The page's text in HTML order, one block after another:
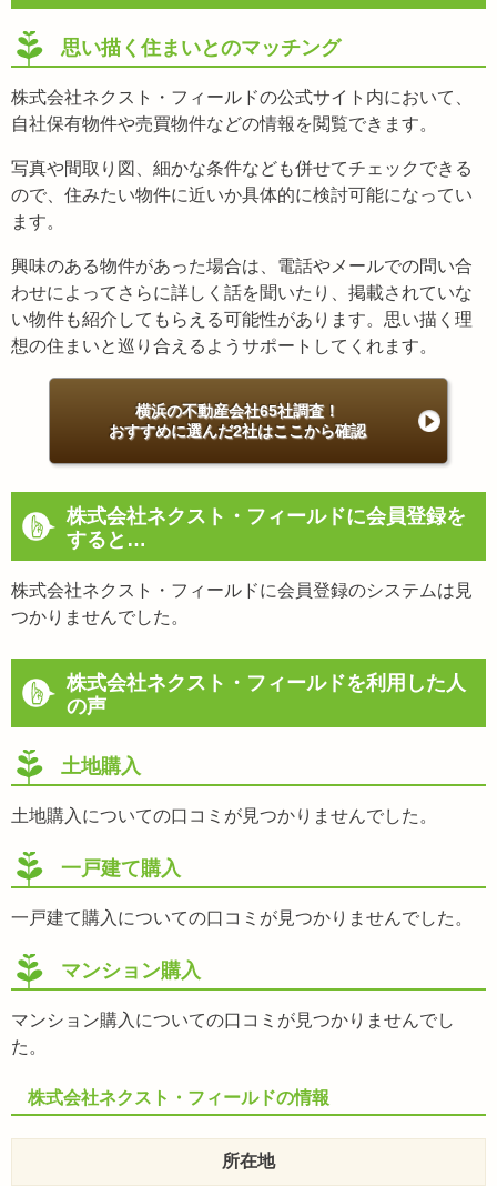
思い描く住まいとのマッチング
株式会社ネクスト・フィールドの公式サイト内において、
自社保有物件や売買物件などの情報を閲覧できます。
写真や間取り図、細かな条件なども併せてチェックできる
ので、住みたい物件に近いか具体的に検討可能になってい
ます。
興味のある物件があった場合は、電話やメールでの問い合
わせによってさらに詳しく話を聞いたり、掲載されていな
い物件も紹介してもらえる可能性があります。思い描く理
想の住まいと巡り合えるようサポートしてくれます。
横浜の不動産会社65社調査！
おすすめに選んだ2社はここから確認
株式会社ネクスト・フィールドに会員登録を
すると…
株式会社ネクスト・フィールドに会員登録のシステムは見
つかりませんでした。
株式会社ネクスト・フィールドを利用した人
の声
土地購入
土地購入についての口コミが見つかりませんでした。
一戸建て購入
一戸建て購入についての口コミが見つかりませんでした。
マンション購入
マンション購入についての口コミが見つかりませんでし
た。
株式会社ネクスト・フィールドの情報
所在地